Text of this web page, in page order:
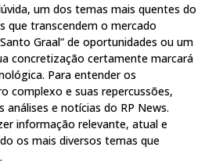
um dos temas mais quentes do
que transcendem o mercado
Graal” de oportunidades ou um
concretização certamente marcará
Para entender os
complexo e suas repercussões,
e notícias do RP News.
informação relevante, atual e
os mais diversos temas que